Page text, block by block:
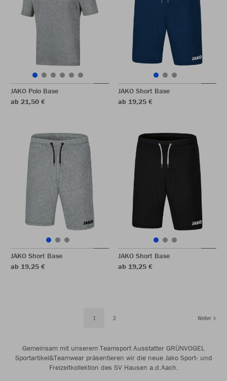
JAKO Polo Base
ab 21,50 €
JAKO Short Base
ab 19,25 €
JAKO Short Base
ab 19,25 €
JAKO Short Base
ab 19,25 €
1 2 Weiter
Gemeinsam mit unserem Teamsport Ausstatter GRÜNVOGEL
Sportartikel&Teamwear präsentieren wir die neue Jako Sport- und
Freizeitkollektion des SV Hausen a.d.Aach.